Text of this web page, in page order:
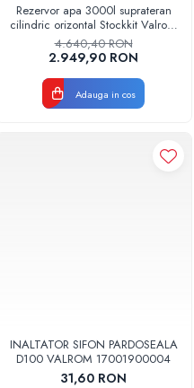
Rezervor apa 3000l suprateran
cilindric orizontal Stockkit Valrom
49013000001
4.640,40 RON
2.949,90 RON
Adauga in cos
INALTATOR SIFON PARDOSEALA
D100 VALROM 17001900004
31,60 RON